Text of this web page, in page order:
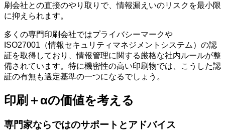
刷会社との直接のやり取りで、情報漏えいのリスクを最小限
に抑えられます。
多くの専門印刷会社ではプライバシーマークや
ISO27001（情報セキュリティマネジメントシステム）の認
証を取得しており、情報管理に関する厳格な社内ルールが整
備されています。特に機密性の高い印刷物では、こうした認
証の有無も選定基準の一つになるでしょう。
印刷＋αの価値を考える
専門家ならではのサポートとアドバイス